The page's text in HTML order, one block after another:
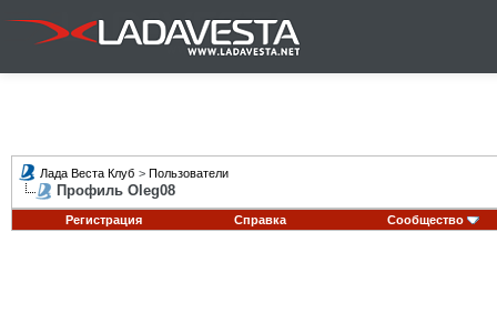
Лада Веста Клуб > Пользователи
Профиль Oleg08
Регистрация Справка Сообщество